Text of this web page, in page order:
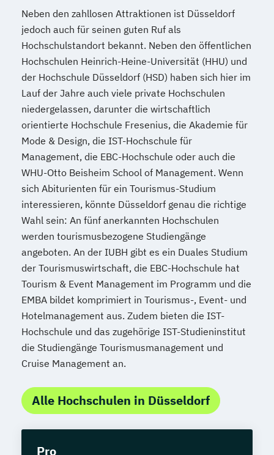
Neben den zahllosen Attraktionen ist Düsseldorf
jedoch auch für seinen guten Ruf als
Hochschulstandort bekannt. Neben den öffentlichen
Hochschulen Heinrich-Heine-Universität (HHU) und
der Hochschule Düsseldorf (HSD) haben sich hier im
Lauf der Jahre auch viele private Hochschulen
niedergelassen, darunter die wirtschaftlich
orientierte Hochschule Fresenius, die Akademie für
Mode & Design, die IST-Hochschule für
Management, die EBC-Hochschule oder auch die
WHU-Otto Beisheim School of Management. Wenn
sich Abiturienten für ein Tourismus-Studium
interessieren, könnte Düsseldorf genau die richtige
Wahl sein: An fünf anerkannten Hochschulen
werden tourismusbezogene Studiengänge
angeboten. An der IUBH gibt es ein Duales Studium
der Tourismuswirtschaft, die EBC-Hochschule hat
Tourism & Event Management im Programm und die
EMBA bildet komprimiert in Tourismus-, Event- und
Hotelmanagement aus. Zudem bieten die IST-
Hochschule und das zugehörige IST-Studieninstitut
die Studiengänge Tourismusmanagement und
Cruise Management an.
Alle Hochschulen in Düsseldorf
Pro